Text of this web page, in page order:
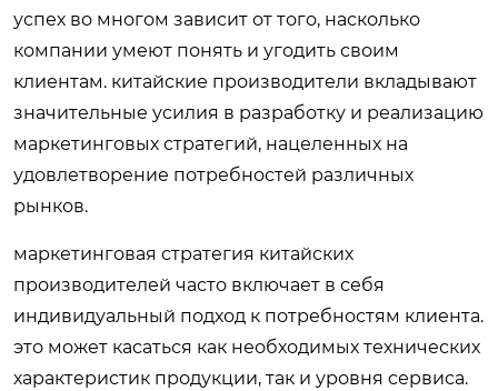
успех во многом зависит от того, насколько
компании умеют понять и угодить своим
клиентам. китайские производители вкладывают
значительные усилия в разработку и реализацию
маркетинговых стратегий, нацеленных на
удовлетворение потребностей различных
рынков.
маркетинговая стратегия китайских
производителей часто включает в себя
индивидуальный подход к потребностям клиента.
это может касаться как необходимых технических
характеристик продукции, так и уровня сервиса.